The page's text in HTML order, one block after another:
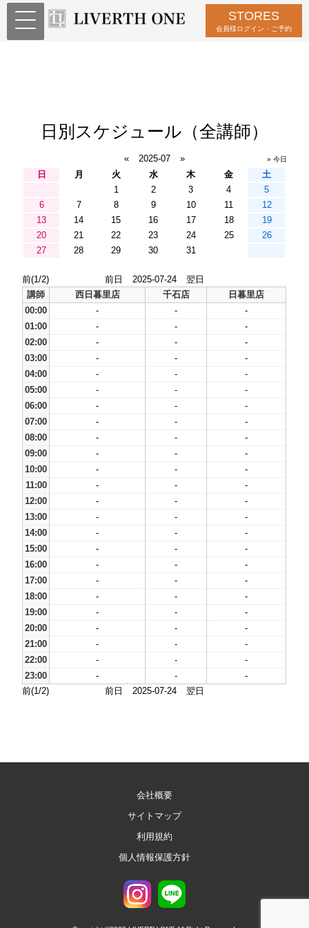
STORES
会員様ログイン・ご予約
日別スケジュール（全講師）
« 2025-07 » » 今日
日 月 火 水 木 金
土
1
2 3 4
5
6
7 8 9 10 11
12
13
14 15 16 17 18
19
20
21 22 23 24 25
26
27
28 29 30 31
前(1/2) 前日 2025-07-24
翌日
講師
西日暮里店 千石店
日暮里店
00:00
- -
-
01:00
- -
-
02:00
- -
-
03:00
- -
-
04:00
- -
-
05:00
- -
-
06:00
- -
-
07:00
- -
-
08:00
- -
-
09:00
- -
-
10:00
- -
-
11:00
- -
-
12:00
- -
-
13:00
- -
-
14:00
- -
-
15:00
- -
-
16:00
- -
-
17:00
- -
-
18:00
- -
-
19:00
- -
-
20:00
- -
-
21:00
- -
-
22:00
- -
-
23:00
- -
-
前(1/2)
前日 2025-07-24 翌日
会社概要
サイトマップ
利用規約
個人情報保護方針